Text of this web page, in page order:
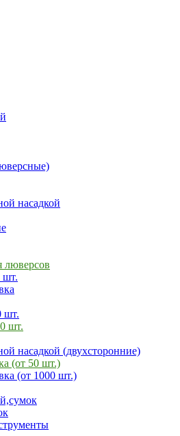
насадкой
люверсов
шт.
шт.
шт.
насадкой (двухсторонние)
(от 50 шт.)
(от 1000 шт.)